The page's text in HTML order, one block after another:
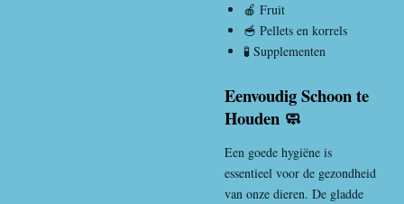
🍎 Fruit
🥣 Pellets en korrels
🧪 Supplementen
Eenvoudig Schoon te
Houden 🧼
Een goede hygiëne is
essentieel voor de gezondheid
van onze dieren. De gladde